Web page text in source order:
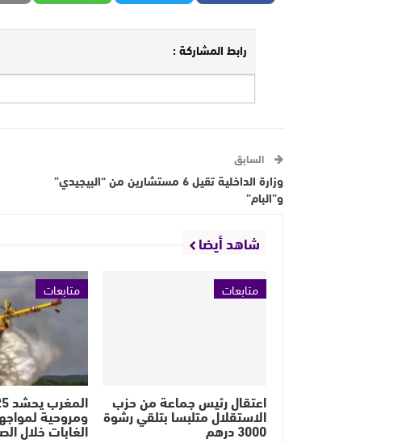
رابط المشاركة :
السابق
وزارة الداخلية تقيل 6 مستشارين من “البيجيدي”
و”البام”
شاهد أيضا
متابعات
اعتقال رئيس جماعة من حزب
الاستقلال متلبسا بتلقي رشوة
3000 درهم
متابعات
ومروحية
الغابات خلال